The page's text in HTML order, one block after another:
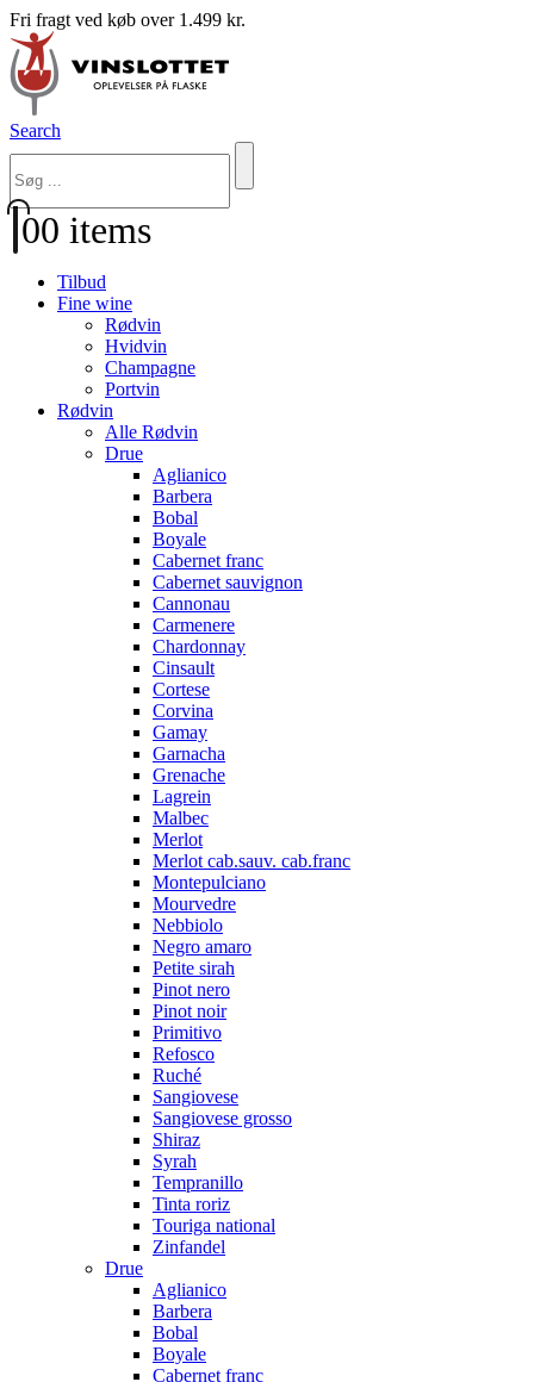
Fri fragt ved køb over 1.499 kr.
Search
00 items
Tilbud
Fine wine
Rødvin
Hvidvin
Champagne
Portvin
Rødvin
Alle Rødvin
Drue
Aglianico
Barbera
Bobal
Boyale
Cabernet franc
Cabernet sauvignon
Cannonau
Carmenere
Chardonnay
Cinsault
Cortese
Corvina
Gamay
Garnacha
Grenache
Lagrein
Malbec
Merlot
Merlot cab.sauv. cab.franc
Montepulciano
Mourvedre
Nebbiolo
Negro amaro
Petite sirah
Pinot nero
Pinot noir
Primitivo
Refosco
Ruché
Sangiovese
Sangiovese grosso
Shiraz
Syrah
Tempranillo
Tinta roriz
Touriga national
Zinfandel
Drue
Aglianico
Barbera
Bobal
Boyale
Cabernet franc